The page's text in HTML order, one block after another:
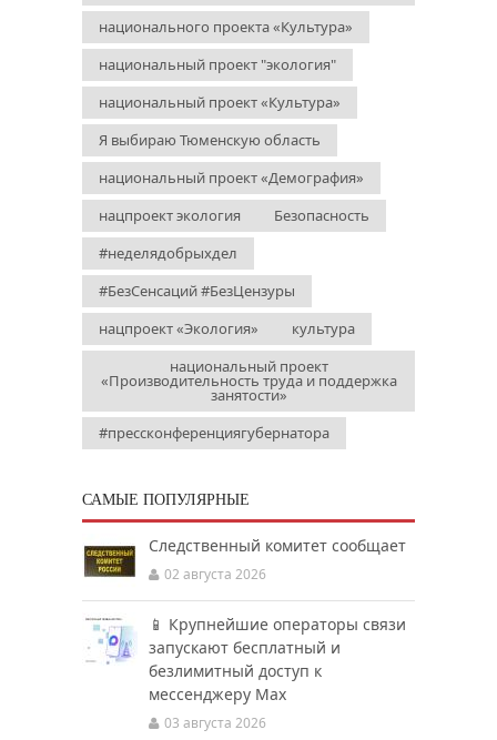
национального проекта «Культура»
национальный проект "экология"
национальный проект «Культура»
Я выбираю Тюменскую область
национальный проект «Демография»
нацпроект экология
Безопасность
#неделядобрыхдел
#БезСенсаций #БезЦензуры
нацпроект «Экология»
культура
национальный проект
«Производительность труда и поддержка
занятости»
#прессконференциягубернатора
САМЫЕ ПОПУЛЯРНЫЕ
Следственный комитет сообщает
02 августа 2026
📱 Крупнейшие операторы связи
запускают бесплатный и
безлимитный доступ к
мессенджеру Мах
03 августа 2026